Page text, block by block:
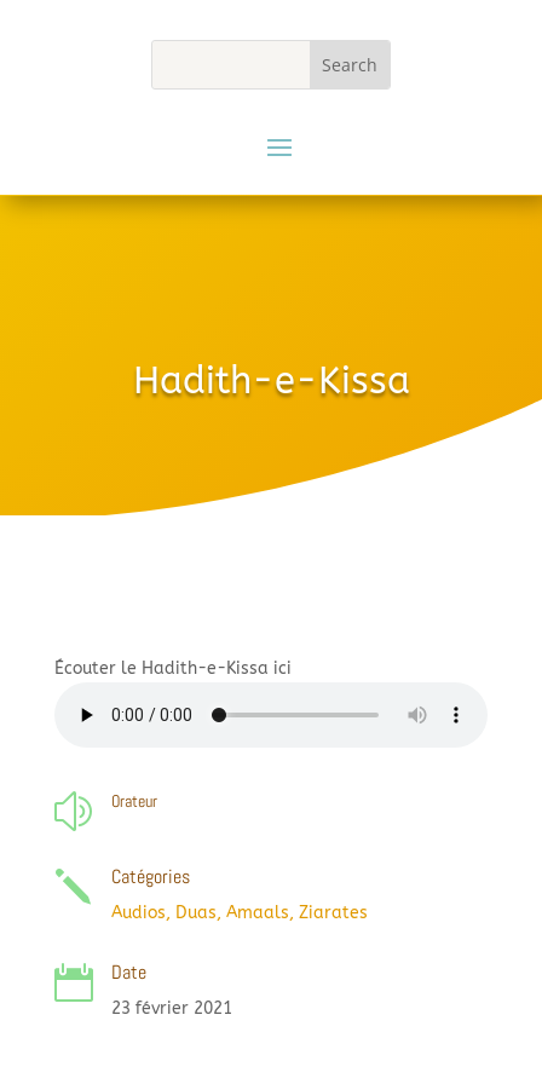
Hadith-e-Kissa
Écouter le Hadith-e-Kissa ici
z Orateur
j Catégories
Audios, Duas, Amaals, Ziarates
 Date
23 février 2021